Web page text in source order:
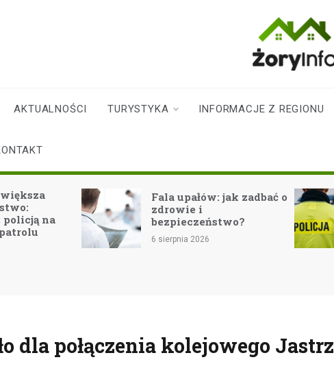
mieszkańców
Żor
AKTUALNOŚCI TURYSTYKA INFORMACJE Z REGIONU
na
Fala upałów: jak zadbać o
zdrowie i
bezpieczeństwo?
6 sierpnia 2026
dla połączenia kolejowego